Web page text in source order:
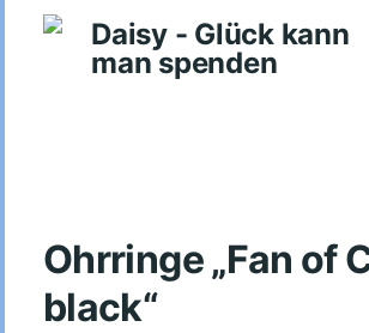
Daisy - Glück kann
man spenden
Ohrringe „Fan of
black“